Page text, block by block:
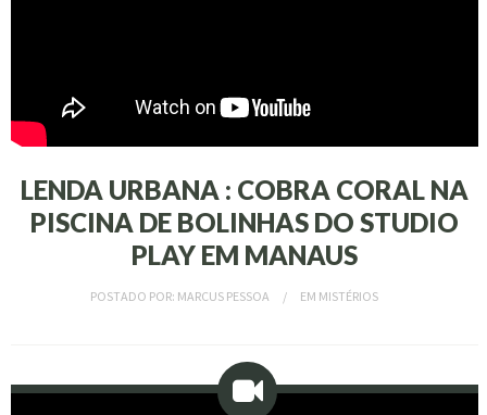
LENDA URBANA : COBRA CORAL NA
PISCINA DE BOLINHAS DO STUDIO
PLAY EM MANAUS
POSTADO POR: MARCUS PESSOA EM MISTÉRIOS